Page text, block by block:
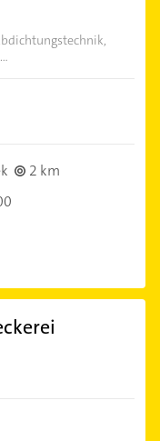
2 km